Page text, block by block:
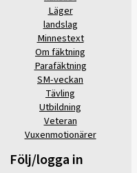
Läger
landslag
Minnestext
Om fäktning
Parafäktning
SM-veckan
Tävling
Utbildning
Veteran
Vuxenmotionärer
Följ/logga in